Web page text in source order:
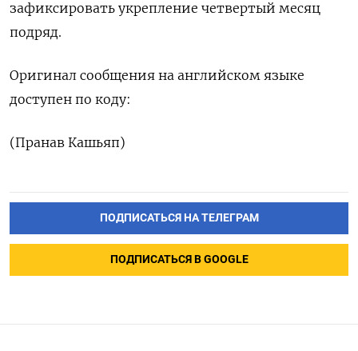
зафиксировать укрепление четвертый месяц
подряд.
Оригинал сообщения ‌на английском языке
доступен по коду:
(Пранав Кашьяп)
ПОДПИСАТЬСЯ НА ТЕЛЕГРАМ
ПОДПИСАТЬСЯ В GOOGLE